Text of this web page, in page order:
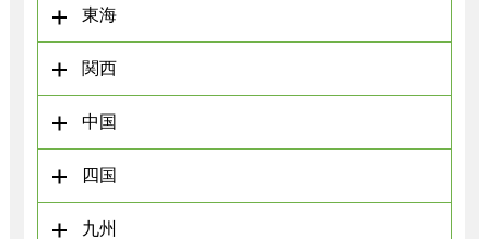
東海
関西
中国
四国
九州